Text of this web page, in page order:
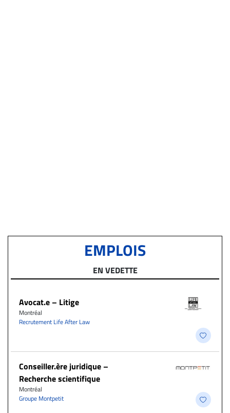
EMPLOIS
EN VEDETTE
Avocat.e – Litige
Montréal
Recrutement Life After Law
Conseiller.ère juridique –
Recherche scientifique
Montréal
Groupe Montpetit